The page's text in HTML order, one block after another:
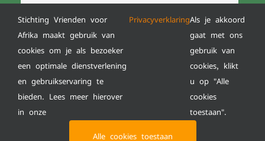
INSCHRIJVEN
© Copyright 2022 | All Rights Reserved | Powered
|Disclaimer |Cookieverklaring
Stichting Vrienden voor
Afrika maakt gebruik van
cookies om je als bezoeker
een optimale dienstverlening
en gebruikservaring te
bieden. Lees meer hierover
in onze
PrivacyverklaringAls je akkoord
gaat met ons
gebruik van
cookies, klikt
u op "Alle
cookies
toestaan".
Alle cookies toestaan